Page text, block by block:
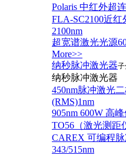
Polaris 中红外超
FLA-SC2100近
2100nm
超宽谱激光光源
More>>
纳秒脉冲激光器
纳秒脉冲激光器
450nm脉冲激光
(RMS)1nm
905nm 600W 高
TO56（激光测距
CAREX 可编程
343/515nm